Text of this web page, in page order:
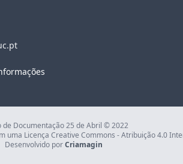
de Documentação 25 de Abril © 2022
uma Licença Creative Commons - Atribuição 4.0
Desenvolvido por Criamagin